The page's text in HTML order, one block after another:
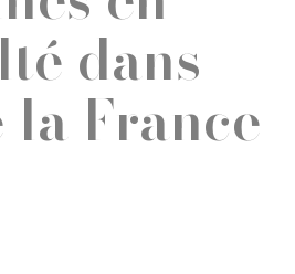
dans
la France